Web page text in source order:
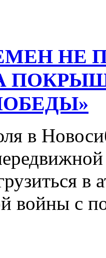
НЕ
в
войны с